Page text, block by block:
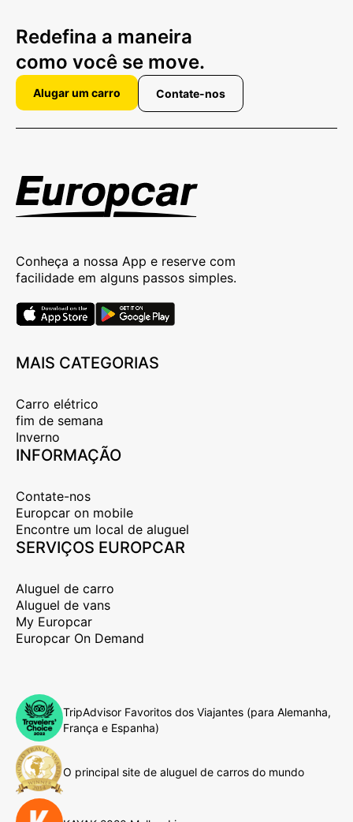
Redefina a maneira
como você se move.
Alugar um carro Contate-nos
Conheça a nossa App e reserve com
facilidade em alguns passos simples.
MAIS CATEGORIAS
Carro elétrico
fim de semana
Inverno
INFORMAÇÃO
Contate-nos
Europcar on mobile
Encontre um local de aluguel
SERVIÇOS EUROPCAR
Aluguel de carro
Aluguel de vans
My Europcar
Europcar On Demand
TripAdvisor Favoritos dos Viajantes (para Alemanha,
França e Espanha)
O principal site de aluguel de carros do mundo